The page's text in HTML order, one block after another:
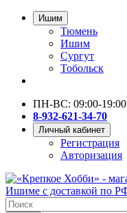
Ишим
Тюмень
Ишим
Сургут
Тобольск
ПН-ВС: 09:00-19:00
8-932-621-34-70
Личный кабинет
Регистрация
Авторизация